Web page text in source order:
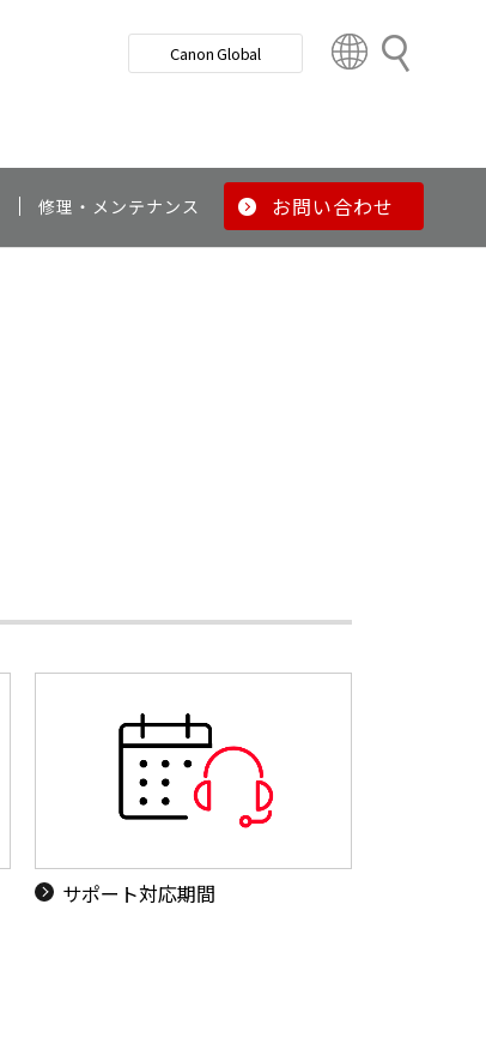
検
Canon Global
t
y
修理・メンテナンス お問い合わせ
サポート対応期間